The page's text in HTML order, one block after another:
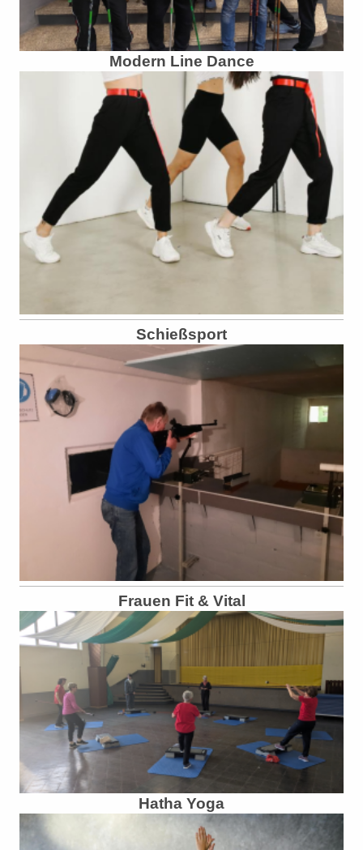
Modern Line Dance
Schießsport
Frauen Fit & Vital
Hatha Yoga